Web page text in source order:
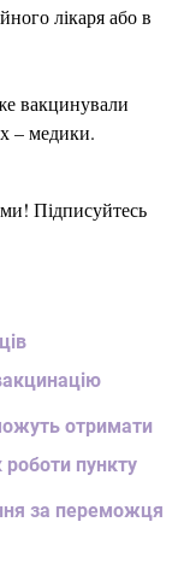
лікаря або в
вакцинували
– медики.
Підписуйтесь
отримати
пункту
за переможця